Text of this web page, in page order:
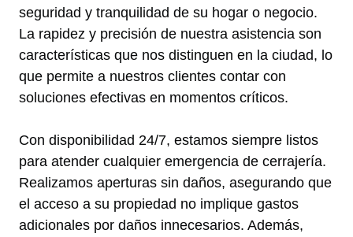
seguridad y tranquilidad de su hogar o negocio.
La rapidez y precisión de nuestra asistencia son
características que nos distinguen en la ciudad, lo
que permite a nuestros clientes contar con
soluciones efectivas en momentos críticos.
Con disponibilidad 24/7, estamos siempre listos
para atender cualquier emergencia de cerrajería.
Realizamos aperturas sin daños, asegurando que
el acceso a su propiedad no implique gastos
adicionales por daños innecesarios. Además,